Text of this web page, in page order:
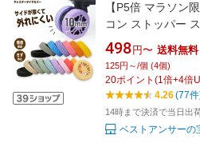
【P5倍 マラソン
コン ストッパー
ター タイヤカバ
リーケース タイ
キャップ キャスタ
498 円〜 送料無料
125円～/個 (4個)
20ポイント (1倍+4倍
4.26(77
14時まで決済で当日出
ベストアンサーの